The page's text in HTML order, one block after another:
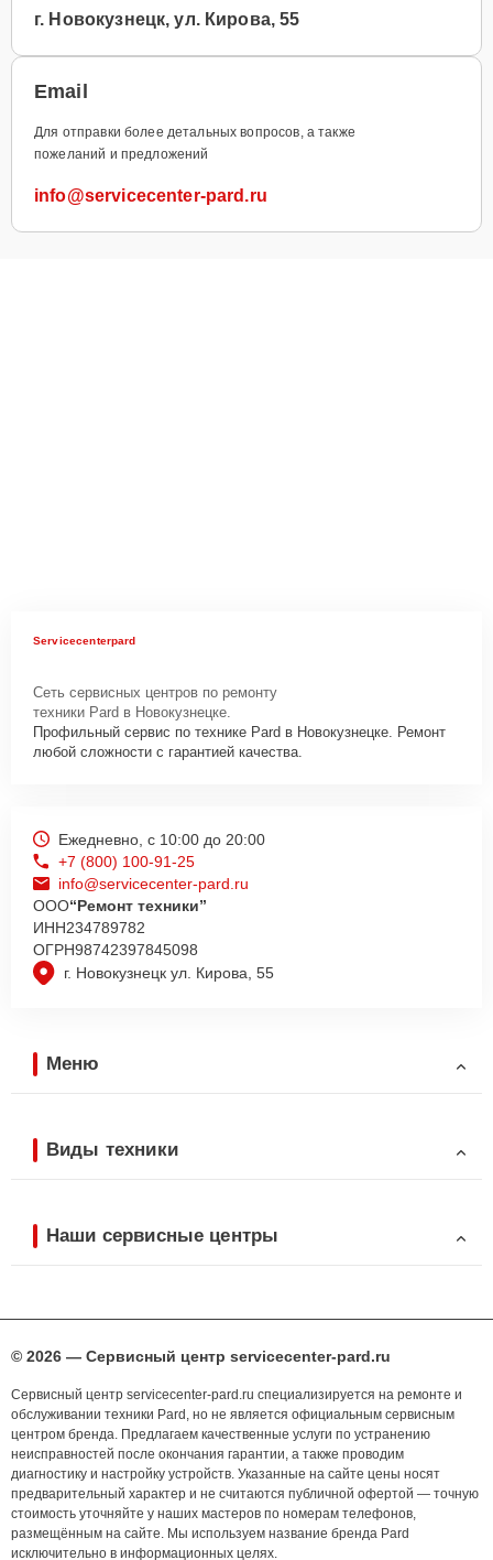
г. Новокузнецк, ул. Кирова, 55
Email
Для отправки более детальных вопросов, а также
пожеланий и предложений
info@servicecenter-pard.ru
Servicecenterpard
Сеть сервисных центров по ремонту
техники Pard в Новокузнецке.
Профильный сервис по технике Pard в Новокузнецке. Ремонт
любой сложности с гарантией качества.
г. Новокузнецк ул. Кирова, 55
Ежедневно, с 10:00 до 20:00
+7 (800) 100-91-25
info@servicecenter-pard.ru
ООО“Ремонт техники”
ИНН234789782
ОГРН98742397845098
Меню
Виды техники
Наши сервисные центры
© 2026 — Сервисный центр servicecenter-pard.ru
Сервисный центр servicecenter-pard.ru специализируется на ремонте и
обслуживании техники Pard, но не является официальным сервисным
центром бренда. Предлагаем качественные услуги по устранению
неисправностей после окончания гарантии, а также проводим
диагностику и настройку устройств. Указанные на сайте цены носят
предварительный характер и не считаются публичной офертой — точную
стоимость уточняйте у наших мастеров по номерам телефонов,
размещённым на сайте. Мы используем название бренда Pard
исключительно в информационных целях.